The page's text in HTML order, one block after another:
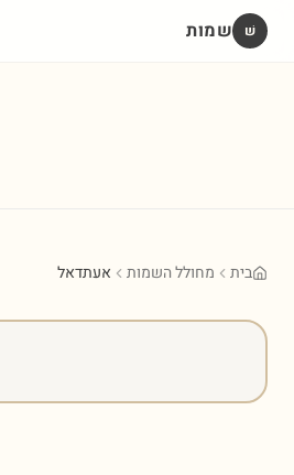
שׁ שמות
בית מחולל השמות אעתדאל